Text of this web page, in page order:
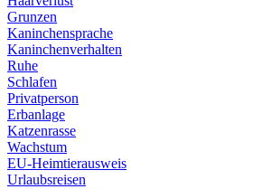
Grunzen
Kaninchensprache
Kaninchenverhalten
Ruhe
Schlafen
Privatperson
Erbanlage
Katzenrasse
Wachstum
EU-Heimtierausweis
Urlaubsreisen